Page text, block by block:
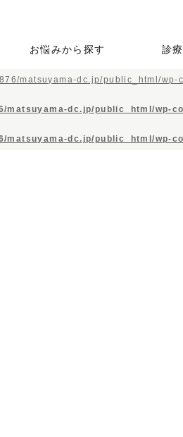
お悩みから探す
歯の掃除をしたい・検査
歯が痛い・しみる
歯が疼く・激痛がする
歯茎から血が出る
銀歯が嫌だ・歯を白くし
即日で白い歯を入れたい
親知らずが痛い・抜いて
自分の歯のようにしっか
歯をうしなってしまった
子供の治療をしてほし
歯並びが気になる
顎が痛い
自宅で治療を受けたい
診
予防メ
虫歯治療
根管治療
歯周病
審美歯科
セレック
口腔外
インプラ
入れ歯
小児歯科
矯正歯科
顎関節症
訪問歯科
matsuyama-dc.jp/public_html/
matsuyama-dc.jp/public_html/wp-
matsuyama-dc.jp/public_html/wp-